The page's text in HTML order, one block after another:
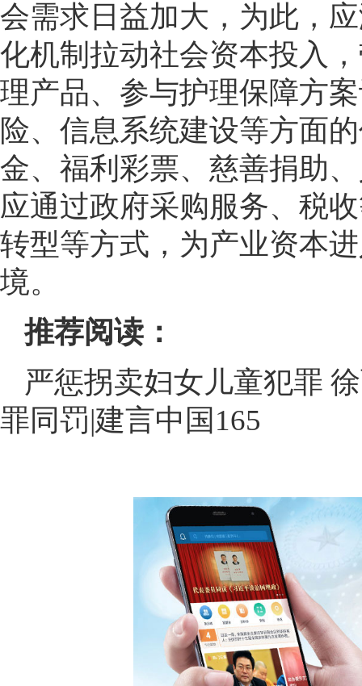
会需求日益加大，为此，
化机制拉动社会资本投入
理产品、参与护理保障方
险、信息系统建设等方面
金、福利彩票、慈善捐助
应通过政府采购服务、税
转型等方式，为产业资本
境。
推荐阅读：
严惩拐卖妇女儿童犯罪
罪同罚|建言中国165